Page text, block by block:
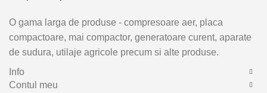
O gama larga de produse - compresoare aer, placa
compactoare, mai compactor, generatoare curent, aparate
de sudura, utilaje agricole precum si alte produse.
Info
Contul meu